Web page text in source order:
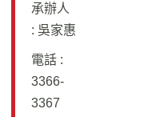
承辦人
: 吳家惠
電話 :
3366-
3367